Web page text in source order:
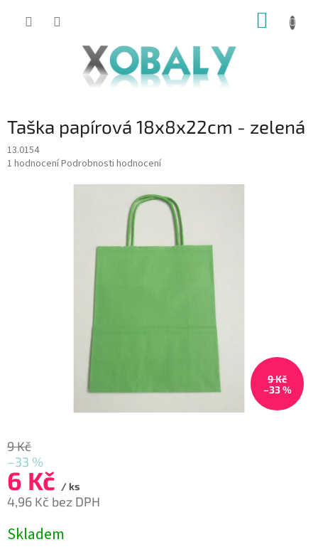
KOŠÍK
Taška papírová 18x8x22cm - zelená
13.0154
Průměrné
1 hodnoceníPodrobnosti hodnocení
9 Kč
–33 %
9 Kč
–33 %
6 Kč / ks
4,96 Kč bez DPH
cena:
Skladem